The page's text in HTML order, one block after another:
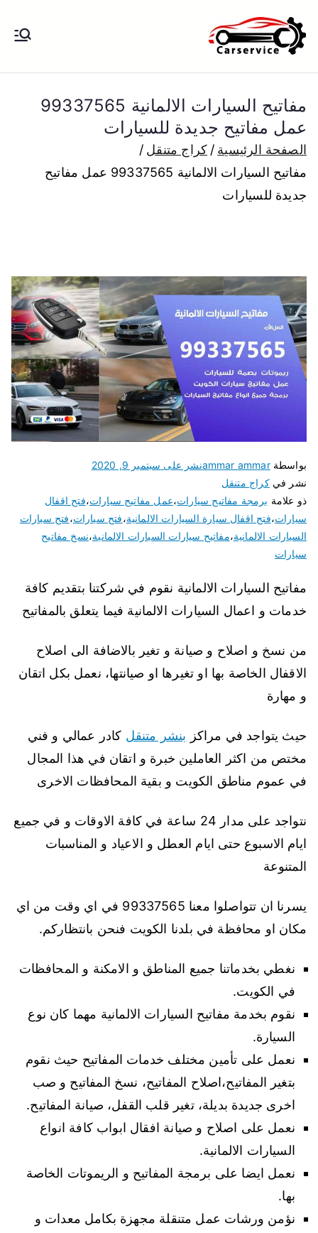
إلى
المحتوى
الكويت
بنشر متنقل الكويت كهرباء وبنشر تبديل
بارخص الاسعار
مفاتيح السيارات الالمانية 99337565
عمل مفاتيح جديدة للسيارات
الصفحة الرئيسية
كراج متنقل
مفاتيح السيارات الالمانية 99337565 عمل مفاتيح
جديدة للسيارات
بواسطةammar ammarنشر على سبتمبر 9, 2020
نشر فيكراج متنقل
ذو علامة برمجة مفاتيح سيارات،عمل مفاتيح سيارات،فتح اقفال
سيارات،فتح اقفال سيارة السيارات الالمانية،فتح سيارات،فتح سيارات
السيارات الالمانية،مفاتيح سيارات السيارات الالمانية،نسخ مفاتيح
سيارات
مفاتيح السيارات الالمانية نقوم في شركتنا بتقديم كافة
خدمات و اعمال السيارات الالمانية فيما يتعلق بالمفاتيح
من نسخ و اصلاح و صيانة و تغير بالاضافة الى اصلاح
الاقفال الخاصة بها او تغيرها او صيانتها، نعمل بكل اتقان
و مهارة
حيث يتواجد في مراكز بنشر متنقل كادر عمالي و فني
مختص من اكثر العاملين خبرة و اتقان في هذا المجال
في عموم مناطق الكويت و بقية المحافظات الاخرى
نتواجد على مدار 24 ساعة في كافة الاوقات و في جميع
ايام الاسبوع حتى ايام العطل و الاعياد و المناسبات
المتنوعة
يسرنا ان تتواصلوا معنا 99337565 في اي وقت من اي
مكان او محافظة في بلدنا الكويت فنحن بانتظاركم.
نغطي بخدماتنا جميع المناطق و الامكنة و المحافظات
في الكويت.
نقوم بخدمة مفاتيح السيارات الالمانية مهما كان نوع
السيارة.
نعمل على تأمين مختلف خدمات المفاتيح حيث نقوم
بتغير المفاتيح،اصلاح المفاتيح، نسخ المفاتيح و صب
اخرى جديدة بديلة، تغير قلب القفل، صيانة المفاتيح.
نعمل على اصلاح و صيانة افقال ابواب كافة انواع
السيارات الالمانية.
نعمل ايضا على برمجة المفاتيح و الريموتات الخاصة
بها.
نؤمن ورشات عمل متنقلة مجهزة بكامل معدات و